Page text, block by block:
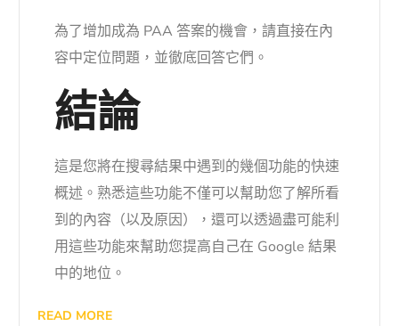
為了增加成為 PAA 答案的機會，請直接在內
容中定位問題，並徹底回答它們。
結論
這是您將在搜尋結果中遇到的幾個功能的快速
概述。熟悉這些功能不僅可以幫助您了解所看
到的內容（以及原因），還可以透過盡可能利
用這些功能來幫助您提高自己在 Google 結果
中的地位。
READ MORE